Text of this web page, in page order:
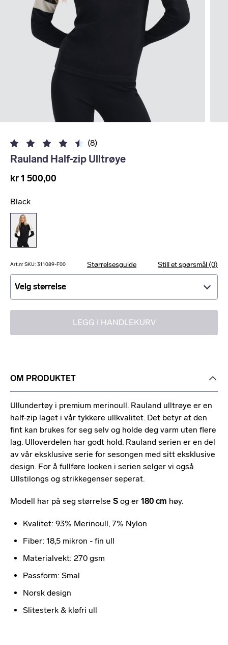
(8)
Rauland Half-zip Ulltrøye
kr 1 500,00
Black
Art.nr SKU: 311089-F00 Størrelsesguide Still et spørsmål (0)
Velg størrelse
LEGG I HANDLEKURV
OM PRODUKTET
Ullundertøy i premium merinoull. Rauland ulltrøye er en
half-zip laget i vår tykkere ullkvalitet. Det betyr at den
fint kan brukes for seg selv og holde deg varm uten flere
lag. Ulloverdelen har godt hold. Rauland serien er en del
av vår eksklusive serie for sesongen med sitt eksklusive
design. For å fullføre looken i serien selger vi også
Ullstilongs og strikkegenser seperat.
Modell har på seg størrelse S og er 180 cm høy.
Kvalitet: 93% Merinoull, 7% Nylon
Fiber: 18,5 mikron - fin ull
Materialvekt: 270 gsm
Passform: Smal
Norsk design
Slitesterk & kløfri ull